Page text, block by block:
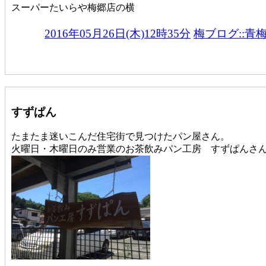
スーパーたいらや梅郷店の横
2016年05月26日(木)12時35分 梅ブログ::青
すずぱん
たまたま迷いこんだ住宅街で見つけたパン屋さん。
火曜日・木曜日のみ営業のお茶飲みパン工房 すずぱんさん